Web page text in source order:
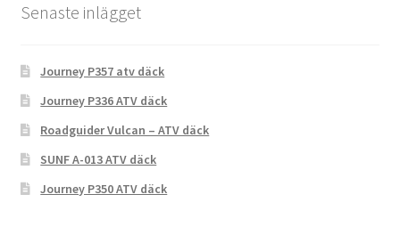
Senaste inlägget
Journey P357 atv däck
Journey P336 ATV däck
Roadguider Vulcan – ATV däck
SUNF A-013 ATV däck
Journey P350 ATV däck